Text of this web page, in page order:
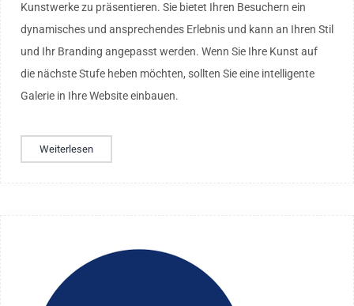
Kunstwerke zu präsentieren. Sie bietet Ihren Besuchern ein
dynamisches und ansprechendes Erlebnis und kann an Ihren Stil
und Ihr Branding angepasst werden. Wenn Sie Ihre Kunst auf
die nächste Stufe heben möchten, sollten Sie eine intelligente
Galerie in Ihre Website einbauen.
Weiterlesen